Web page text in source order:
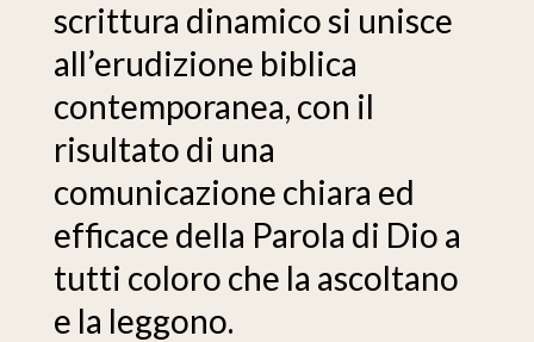
scrittura dinamico si unisce
all’erudizione biblica
contemporanea, con il
risultato di una
comunicazione chiara ed
efficace della Parola di Dio a
tutti coloro che la ascoltano
e la leggono.